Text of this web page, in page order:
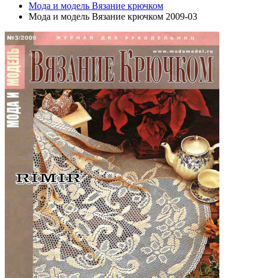
Мода и модель Вязание крючком
Мода и модель Вязание крючком 2009-03